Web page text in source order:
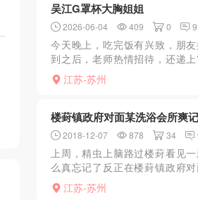
吴江G罩杯大胸姐姐
2026-06-04 409 0 9
今天晚上，吃完饭有兴致，朋
到之后，老师热情招待，还递
聊，两具身体来回摩擦，这哪能
去冲洗，洗的过程中老师很耐心
江苏-苏州
楼葑镇政府对面某洗浴会所爽记
2018-12-07 878 34
上周，精虫上脑路过楼葑看见
么真忘记了反正在楼葑镇政府
面很好找。小狼完的598共浴
全套干。泡房很大，很豪华，有
江苏-苏州